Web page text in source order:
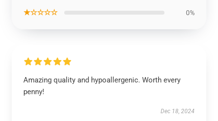
★☆☆☆☆ 0%
Amazing quality and hypoallergenic. Worth every
penny!
Dec 18, 2024